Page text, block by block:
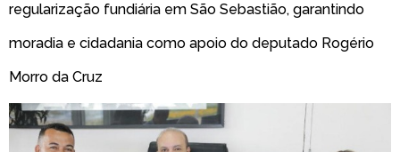
regularização fundiária em São Sebastião, garantindo
moradia e cidadania como apoio do deputado Rogério
Morro da Cruz